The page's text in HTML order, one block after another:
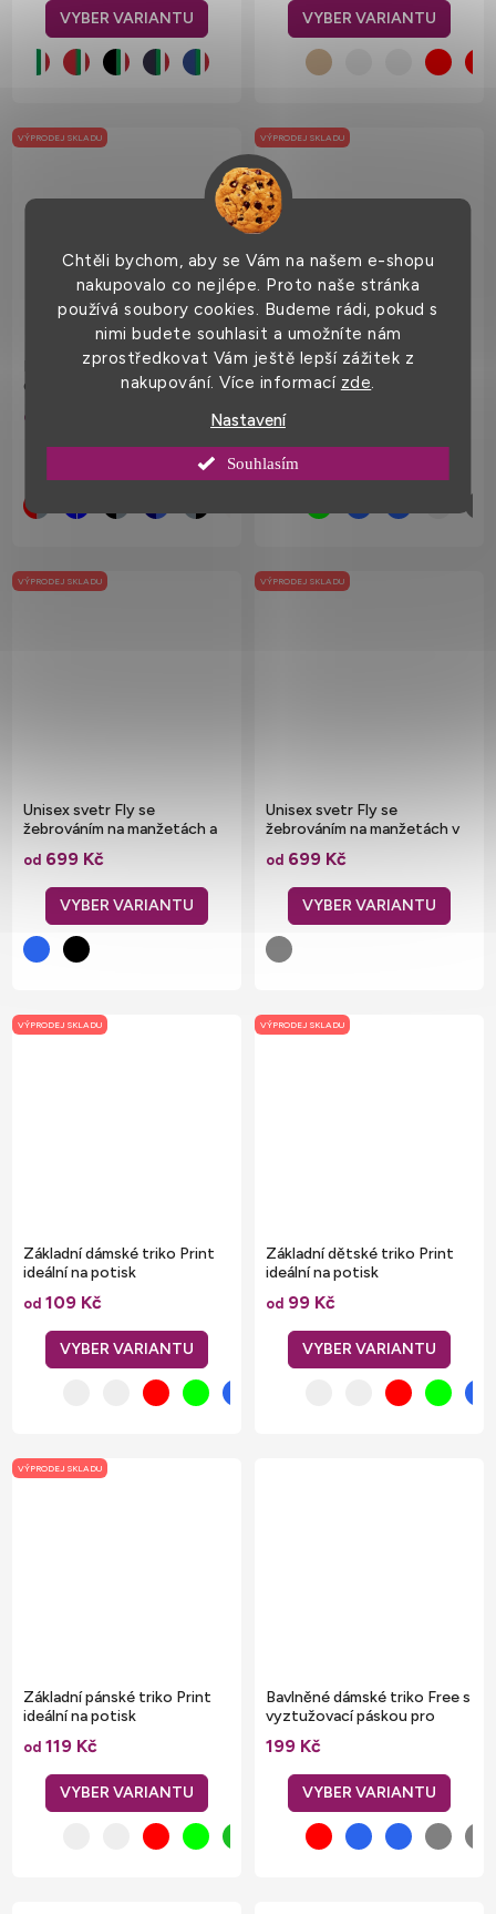
Chtěli bychom, aby se Vám na našem e-shopu
nakupovalo co nejlépe. Proto naše stránka
používá soubory cookies. Budeme rádi, pokud s
nimi budete souhlasit a umožníte nám
zprostředkovat Vám ještě lepší zážitek z
nakupování. Více informací zde
Nastavení
Souhlasím
VÝPRODEJ SKLADU
Reprezentativní
dvoubarevné triko
prsu
od
VÝPRODEJ SKLADU
Tričko Cool z organické
bavlny se spadlými rameny a
210 g/m
od219 Kč
VÝPRODEJ SKLADU
Unisex svetr Fly se
žebrováním na manžetách a
spodním lemu
od 699 Kč
VÝPRODEJ SKLADU
Unisex svetr Fly se
žebrováním na manžetách v
melírové variantě
od 699 Kč
VÝPRODEJ SKLADU
Základní dámské triko Print
ideální na potisk
od 109 Kč
VÝPRODEJ SKLADU
Základní dětské triko Print
ideální na potisk
od 99 Kč
VÝPRODEJ SKLADU
Základní pánské triko Print
ideální na potisk
od 119 Kč
Bavlněné dámské triko Free s
vyztužovací páskou pro
vyšší odolnost a pohodlí
199 Kč